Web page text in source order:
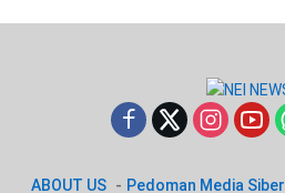
ABOUT US Pedoman Media Siber